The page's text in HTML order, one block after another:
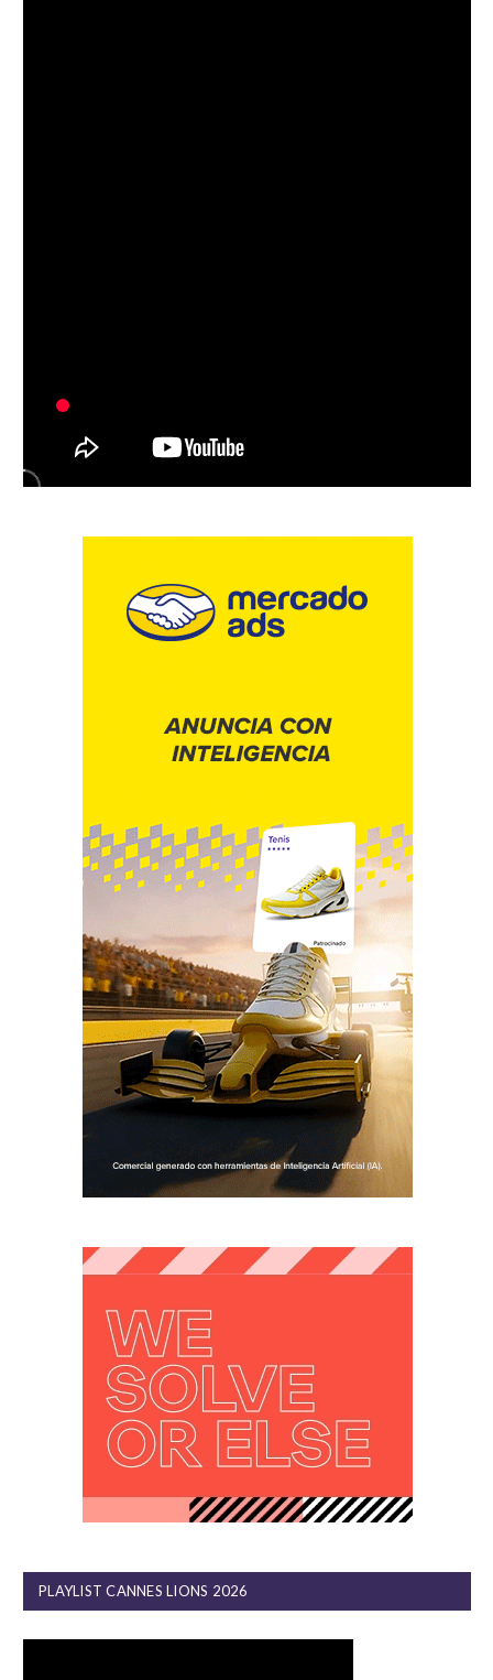
PLAYLIST CANNES LIONS 2026